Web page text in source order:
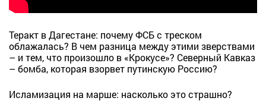
Теракт в Дагестане: почему ФСБ с треском
облажалась? В чем разница между этими зверствами
– и тем, что произошло в «Крокусе»? Северный Кавказ
– бомба, которая взорвет путинскую Россию?
Исламизация на марше: насколько это страшно?